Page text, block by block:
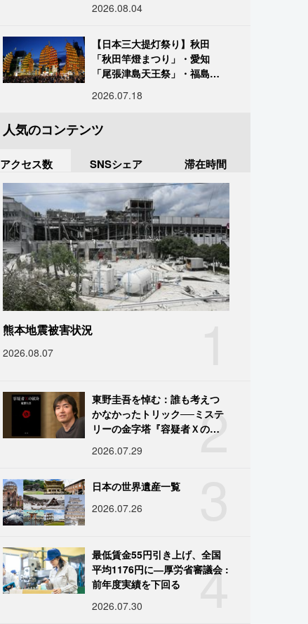
2026.08.04
【日本三大提灯祭り】秋田
「秋田竿燈まつり」・愛知
「尾張津島天王祭」・福島
だしい灯火が夜空を照らす光
2026.07.18
人気のコンテンツ
アクセス数 SNSシェア 滞在時間
熊本地震被害状況
2026.08.07
2
東野圭吾を悼む：誰も考えつ
かなかったトリック──ミステ
リーの金字塔『容疑者Ｘの献
2026.07.29
日本の世界遺産一覧
2026.07.26
4
最低賃金55円引き上げ、全国
平均1176円に―厚労省審議会 :
前年度実績を下回る
2026.07.30